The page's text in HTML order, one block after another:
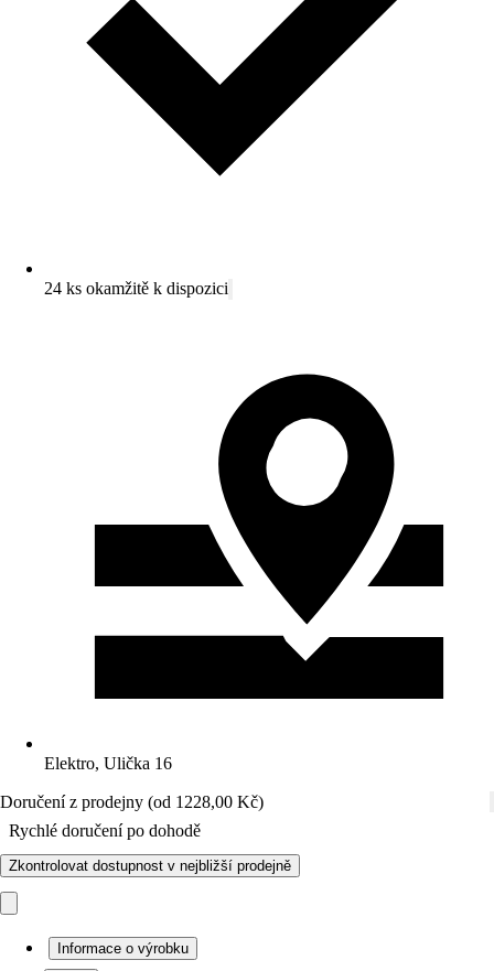
24 ks okamžitě k dispozici
Elektro, Ulička 16
Doručení z prodejny (od 1228,00 Kč)
Rychlé doručení po dohodě
Zkontrolovat dostupnost v nejbližší prodejně
Informace o výrobku